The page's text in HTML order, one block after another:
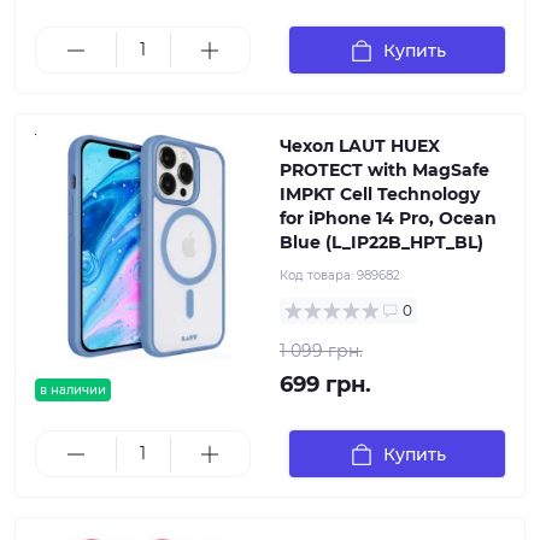
Купить
в наличии
Чехол LAUT HUEX
PROTECT with MagSafe
IMPKT Cell Technology
for iPhone 14 Pro, Ocean
Blue (L_IP22B_HPT_BL)
Код товара: 989682
0
1 099 грн.
699 грн.
Купить